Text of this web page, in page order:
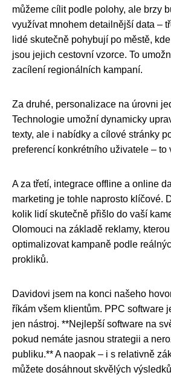
můžeme cílit podle polohy, ale brzy
využívat mnohem detailnější data –
lidé skutečně pohybují po městě,
jsou jejich cestovní vzorce. To
zacílení regionálních kampaní.
Za druhé, personalizace na úrovni
Technologie umožní dynamicky
texty, ale i nabídky a cílové stránky
preferencí konkrétního uživatele – to
A za třetí, integrace offline a online
marketing je tohle naprosto klíčové.
kolik lidí skutečně přišlo do vaší
Olomouci na základě reklamy,
optimalizovat kampaně podle
prokliků.
Davidovi jsem na konci našeho
říkám všem klientům. PPC software
jen nástroj. **Nejlepší software na
pokud nemáte jasnou strategii a
publiku.** A naopak – i s relativně
můžete dosáhnout skvělých